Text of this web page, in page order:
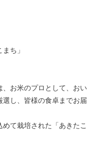
ち」
、お米のプロとして、おい
選し、皆様の食卓までお届
て栽培された「あきたこ